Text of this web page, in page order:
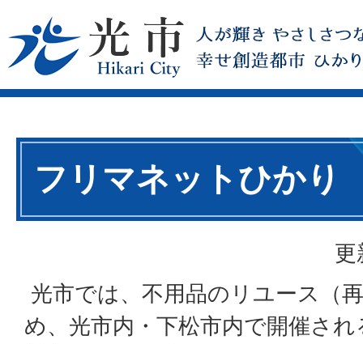
フリマネットひかり
更
光市では、不用品のリユース（
め、光市内・下松市内で開催さ